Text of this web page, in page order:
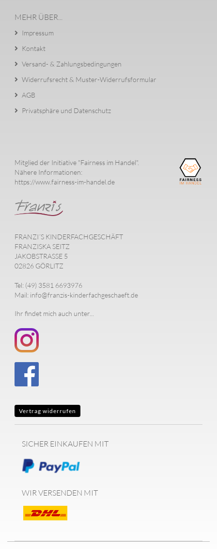
MEHR ÜBER...
Impressum
Kontakt
Versand- & Zahlungsbedingungen
Widerrufsrecht & Muster-Widerrufsformular
AGB
Privatsphäre und Datenschutz
Mitglied der Initiative "Fairness im Handel".
Nähere Informationen:
https://www.fairness-im-handel.de
FRANZI´S KINDERFACHGESCHÄFT
FRANZISKA SEITZ
JAKOBSTRASSE 5
02826 GÖRLITZ
Tel: (49) 3581 6693976
Mail: info@franzis-kinderfachgeschaeft.de
Ihr findet mich auch unter...
Vertrag widerrufen
SICHER EINKAUFEN MIT
WIR VERSENDEN MIT